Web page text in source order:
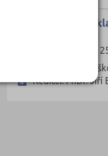
Střední škola,
Na Drahách 20,
Druh školy: Střední
Ředitel: PhDr. Jiří